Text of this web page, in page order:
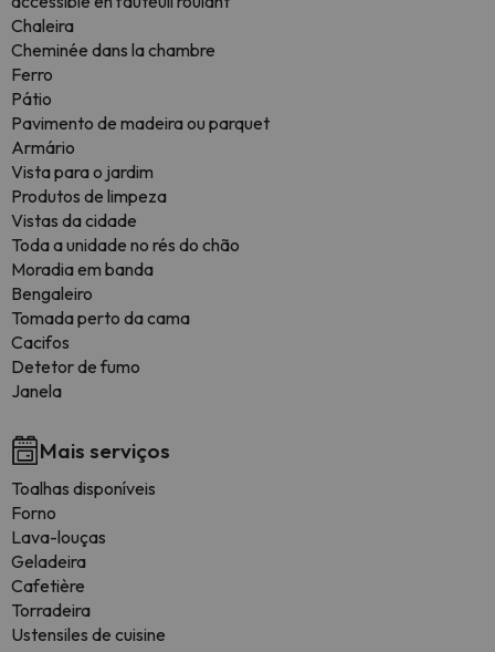
Chaleira
Cheminée dans la chambre
Ferro
Pátio
Pavimento de madeira ou parquet
Armário
Vista para o jardim
Produtos de limpeza
Vistas da cidade
Toda a unidade no rés do chão
Moradia em banda
Bengaleiro
Tomada perto da cama
Cacifos
Detetor de fumo
Janela
Mais serviços
Toalhas disponíveis
Forno
Lava-louças
Geladeira
Cafetière
Torradeira
Ustensiles de cuisine